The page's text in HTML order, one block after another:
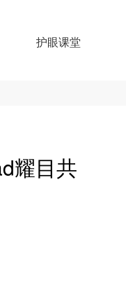
护眼课堂
耀目共